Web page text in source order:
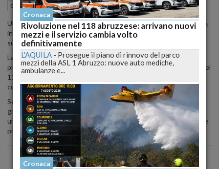
Cronaca Scanno (AQ) 01 Luglio 2024 10:41
Un episodio drammatico ha scosso il pomeriggio di oggi, 30 giugno,
in un hotel sul lago di Scanno, dove una bambina di 10 anni ha
subito un arresto cardiaco mentre faceva il bagno in piscina.
La piccola, che stava annaspando e perdendo i sensi, è stata
prontamente soccorsa e rianimata a bordo vasca dagli operatori del
118. Successivamente, è stata trasportata d'urgenza in ospedale
con l'elisoccorso.
Secondo i primi accertamenti, la bambina, che si trovava con un
gruppo di turisti per trascorrere la giornata, potrebbe aver avuto
un malore dovuto a una congestione. L'episodio ha destato grande
preoccupazione tra i presenti.
Cronaca
Rivoluzione nel 118 abruzzese: arrivano nuovi
mezzi e il servizio cambia volto
definitivamente
L'AQUILA - Prosegue il piano di rinnovo del parco
mezzi della ASL 1 Abruzzo: nuove auto mediche,
ambulanze e...
Cronaca